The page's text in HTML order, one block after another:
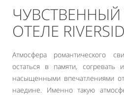
ЧУВСТВЕННЫЙ
ОТЕЛЕ
Атмосфера романтического
остаться в памяти, согревать
насыщенными впечатлениями
наедине. Именно такую